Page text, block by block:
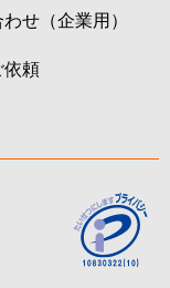
せ（企業用）
頼